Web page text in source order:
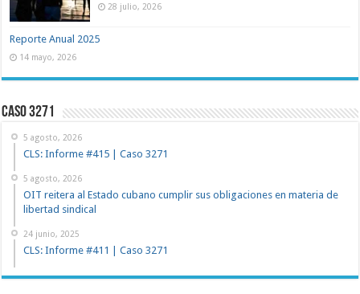
28 julio, 2026
Reporte Anual 2025
14 mayo, 2026
Caso 3271
5 agosto, 2026
CLS: Informe #415 | Caso 3271
5 agosto, 2026
OIT reitera al Estado cubano cumplir sus obligaciones en materia de
libertad sindical
24 junio, 2025
CLS: Informe #411 | Caso 3271